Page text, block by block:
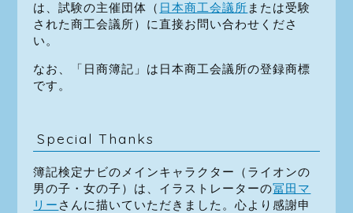
は、試験の主催団体（ 日本商工会議所 または受験
された商工会議所）に直接お問い合わせくださ
い。
なお、「日商簿記」は日本商工会議所の登録商標
です。
Special Thanks
簿記検定ナビのメインキャラクター（ライオンの
男の子・女の子）は、イラストレーターの冨田マ
リー さんに描いていただきました。心より感謝申